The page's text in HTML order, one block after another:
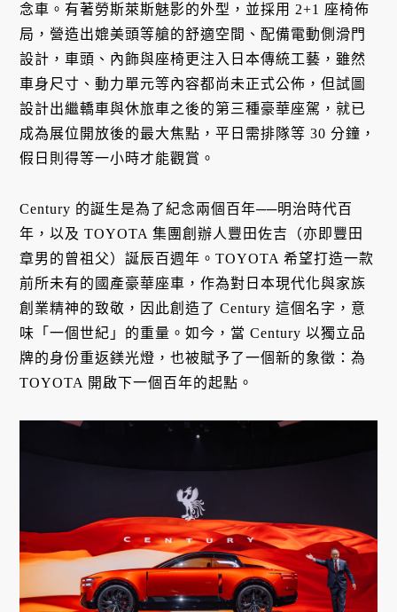
念車。有著勞斯萊斯魅影的外型，並採用 2+1 座椅佈
局，營造出媲美頭等艙的舒適空間、配備電動側滑門
設計，車頭、內飾與座椅更注入日本傳統工藝，雖然
車身尺寸、動力單元等內容都尚未正式公佈，但試圖
設計出繼轎車與休旅車之後的第三種豪華座駕，就已
成為展位開放後的最大焦點，平日需排隊等 30 分鐘，
假日則得等一小時才能觀賞。
Century 的誕生是為了紀念兩個百年──明治時代百
年，以及 TOYOTA 集團創辦人豐田佐吉（亦即豐田
章男的曾祖父）誕辰百週年。TOYOTA 希望打造一款
前所未有的國產豪華座車，作為對日本現代化與家族
創業精神的致敬，因此創造了 Century 這個名字，意
味「一個世紀」的重量。如今，當 Century 以獨立品
牌的身份重返鎂光燈，也被賦予了一個新的象徵：為
TOYOTA 開啟下一個百年的起點。